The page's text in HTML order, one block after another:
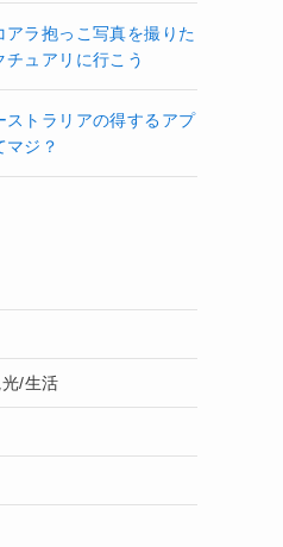
アラ抱っこ写真を撮りた
ュアリに行こう
ストラリアの得するアプ
マジ？
/生活